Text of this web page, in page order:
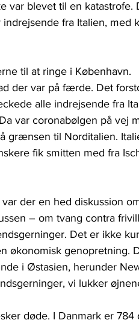
var blevet til en katastrofe.
fra Italien, med
til at ringe i København.
der var på færde. Det
alle indrejsende fra
var coronabølgen på vej
grænsen til Norditalien.
fik smitten med fra
der en hed diskussion
– om tvang contra
Det er ikke
økonomisk genopretning.
i Østasien, herunder
vi lukker
døde. I Danmark er 784